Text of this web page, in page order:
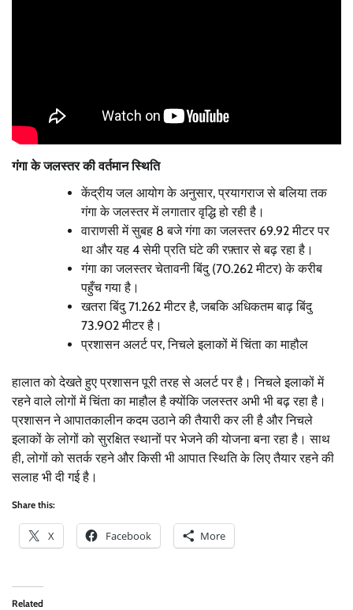
गंगा के जलस्तर की वर्तमान स्थिति
केंद्रीय जल आयोग के अनुसार, प्रयागराज से बलिया तक
गंगा के जलस्तर में लगातार वृद्धि हो रही है।
वाराणसी में सुबह 8 बजे गंगा का जलस्तर 69.92 मीटर पर
था और यह 4 सेमी प्रति घंटे की रफ़्तार से बढ़ रहा है।
गंगा का जलस्तर चेतावनी बिंदु (70.262 मीटर) के करीब
पहुँच गया है।
खतरा बिंदु 71.262 मीटर है, जबकि अधिकतम बाढ़ बिंदु
73.902 मीटर है।
प्रशासन अलर्ट पर, निचले इलाकों में चिंता का माहौल
हालात को देखते हुए प्रशासन पूरी तरह से अलर्ट पर है। निचले इलाकों में
रहने वाले लोगों में चिंता का माहौल है क्योंकि जलस्तर अभी भी बढ़ रहा है।
प्रशासन ने आपातकालीन कदम उठाने की तैयारी कर ली है और निचले
इलाकों के लोगों को सुरक्षित स्थानों पर भेजने की योजना बना रहा है। साथ
ही, लोगों को सतर्क रहने और किसी भी आपात स्थिति के लिए तैयार रहने की
सलाह भी दी गई है।
Share this:
X Facebook More
Related